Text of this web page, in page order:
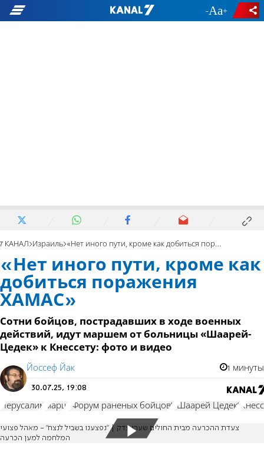
- +
7 КАНАЛ Израиль «Нет иного пути, кроме как добиться поражения ХАМАС»
«Нет иного пути, кроме как
добиться поражения
ХАМАС»
Сотни бойцов, пострадавших в ходе военных
действий, идут маршем от больницы «Шаарей-
Цедек» к Кнессету: фото и видео
Йоссеф Йак 1 минуты
30.07.25, 19:08
Иерусалим марш "Форум раненых бойцов" "Шаарей Цедек"
צעדת ההכרעה מבית החולים שערי צדק | ״נפצענו בשביל לנצח״ - מאהל פצועי
המלחמה למען הכרעה